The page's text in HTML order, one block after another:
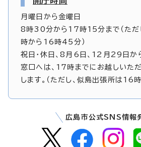
月曜日から金曜日
8時30分から17時15分まで（ただ
時から16時45分）
祝日・休日、8月6日、12月29日
窓口へは、17時までにお越しいた
します。（ただし、似島出張所は16
広島市公式SNS情報